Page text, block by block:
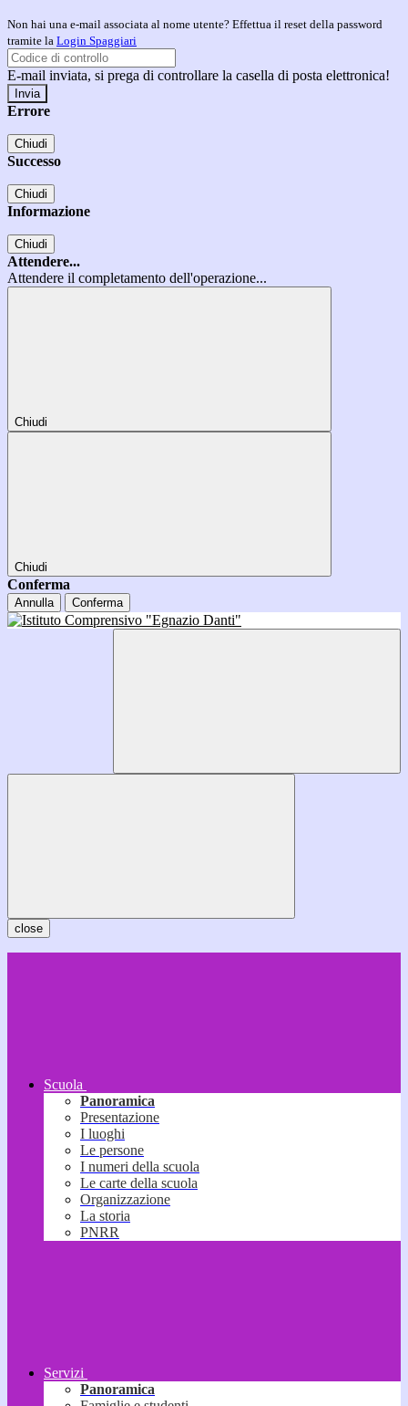
Non hai una e-mail associata al nome utente? Effettua il reset della password
tramite la Login Spaggiari
E-mail inviata, si prega di controllare la casella di posta elettronica!
Errore
Chiudi
Successo
Chiudi
Informazione
Chiudi
Attendere...
Attendere il completamento dell'operazione...
Chiudi
Chiudi
Conferma
Annulla Conferma
close
Scuola
Panoramica
Presentazione
I luoghi
Le persone
I numeri della scuola
Le carte della scuola
Organizzazione
La storia
PNRR
Servizi
Panoramica